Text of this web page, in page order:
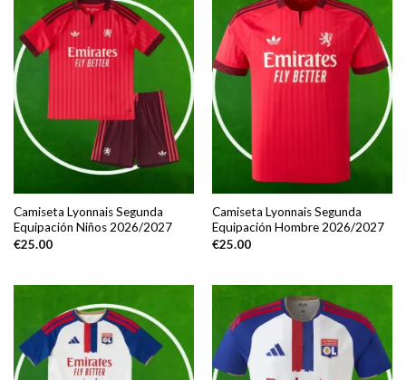
Camiseta Lyonnais Segunda
Equipación Niños 2026/2027
€25.00
Camiseta Lyonnais Segunda
Equipación Hombre 2026/2027
€25.00